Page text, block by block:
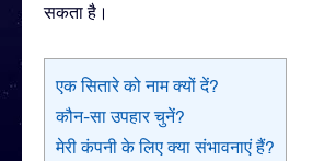
सकता है।
एक सितारे को नाम क्यों दें?
कौन-सा उपहार चुनें?
मेरी कंपनी के लिए क्या संभावनाएं हैं?